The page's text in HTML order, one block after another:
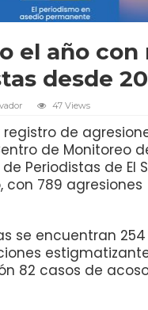
el año con
desde
47 Views
de
de Monitoreo
Periodistas de El
con 789 agresiones
se encuentran
82 casos de